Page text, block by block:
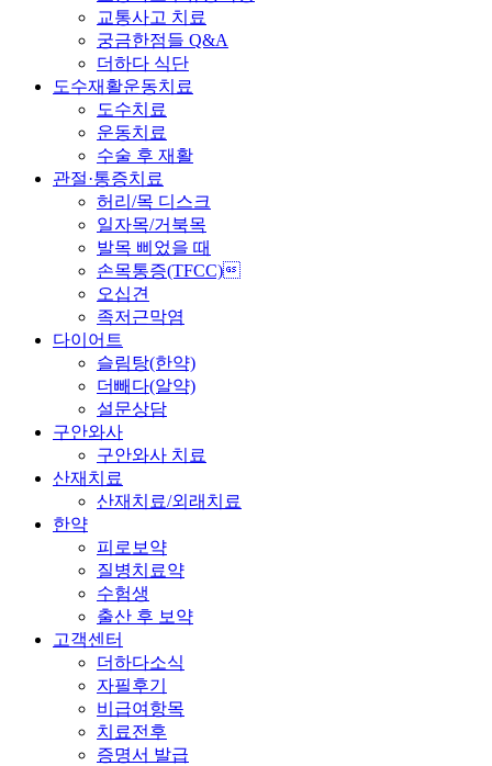
교통사고 치료
궁금한점들 Q&A
더하다 식단
도수재활운동치료
도수치료
운동치료
수술 후 재활
관절·통증치료
허리/목 디스크
일자목/거북목
발목 삐었을 때
손목통증(TFCC)
오십견
족저근막염
다이어트
슬림탕(한약)
더빼다(알약)
설문상담
구안와사
구안와사 치료
산재치료
산재치료/외래치료
한약
피로보약
질병치료약
수험생
출산 후 보약
고객센터
더하다소식
자필후기
비급여항목
치료전후
증명서 발급